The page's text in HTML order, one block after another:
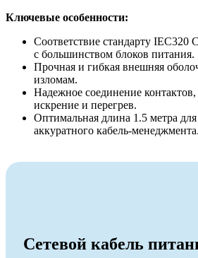
Ключевые особенности:
Соответствие стандарту IEC320
с большинством блоков питания.
Прочная и гибкая внешняя
изломам.
Надежное соединение
искрение и перегрев.
Оптимальная длина 1.5 метра
аккуратного кабель-менеджмента.
Сетевой кабель